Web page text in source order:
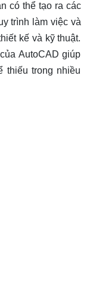
có thể tạo ra các
trình làm việc và
kế và kỹ thuật.
AutoCAD giúp
thiếu trong nhiều